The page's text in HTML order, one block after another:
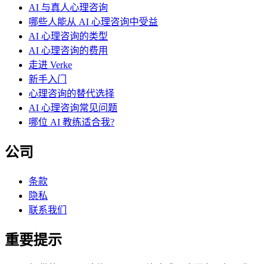
AI 与真人心理咨询
哪些人能从 AI 心理咨询中受益
AI 心理咨询的类型
AI 心理咨询的费用
走进 Verke
新手入门
心理咨询的替代选择
AI 心理咨询常见问题
哪位 AI 教练适合我?
公司
条款
隐私
联系我们
重要提示